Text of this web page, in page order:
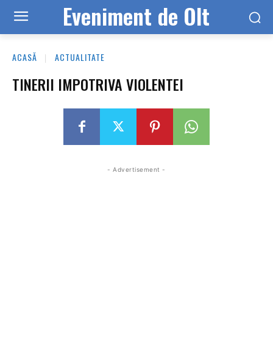
Eveniment de Olt
ACASĂ ACTUALITATE
TINERII IMPOTRIVA VIOLENTEI
- Advertisement -